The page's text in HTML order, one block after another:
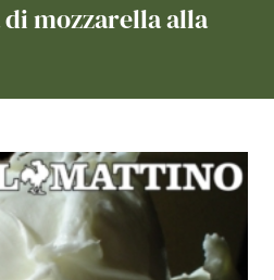
mozzarella alla